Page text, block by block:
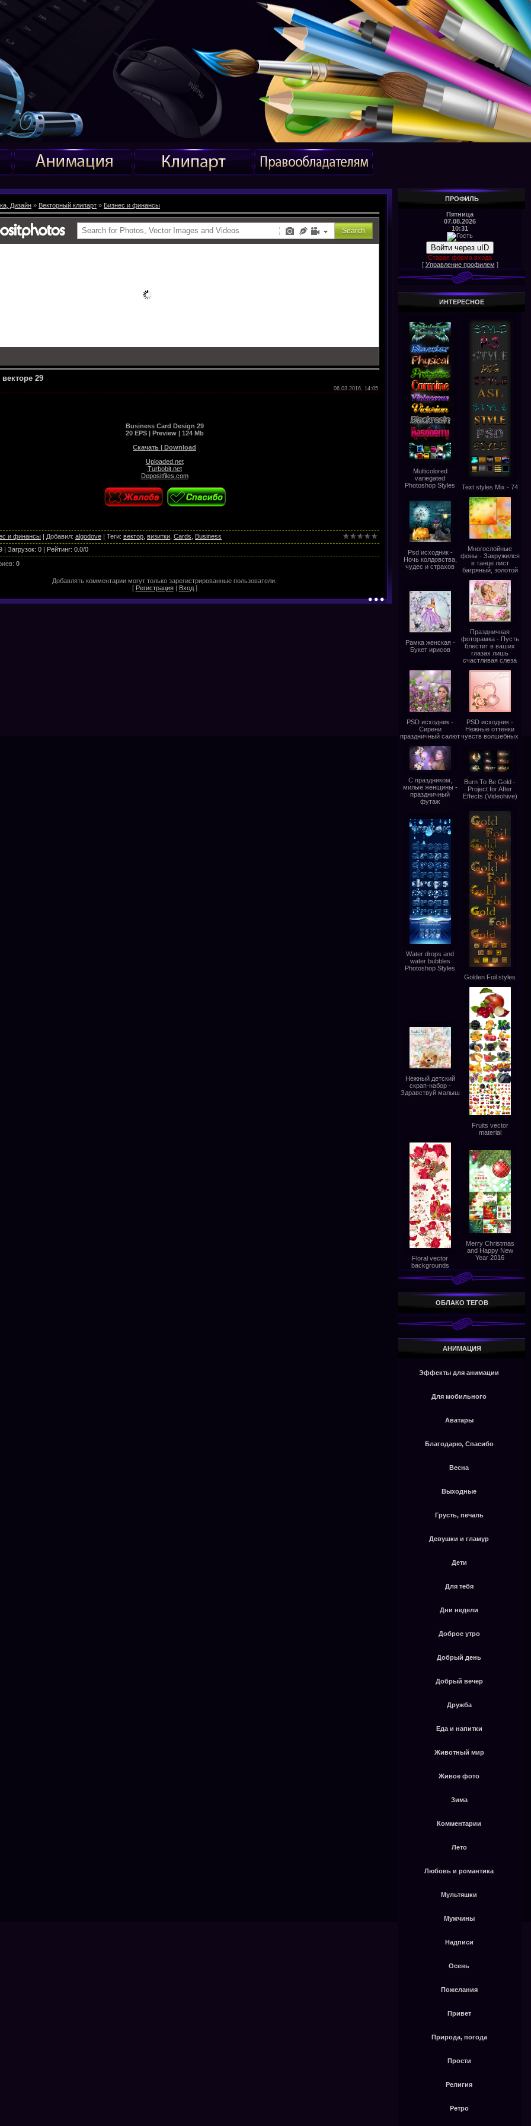
Дизайн » Векторный клипарт » Бизнес и финансы
29
06.03.2016, 14:05
Business Card Design 29
20 EPS | Preview | 124 Mb
Скачать | Download
Uploaded.net
Turbobit.net
Depositfiles.com
и финансы | Добавил: algodove | Теги: вектор визитки Cards
Business
| Загрузок: 0 | Рейтинг: 0.0/0
: 0
Добавлять комментарии могут только зарегистрированные пользователи.
[ Регистрация| Вход]
ПРОФИЛЬ
Пятница
07.08.2026
10:31
Войти через uID
Старая форма входа
[ Управление профилем ]
ИНТЕРЕСНОЕ
Multicolored
variegated
Photoshop Styles
Text styles Mix - 74
Psd исходник -
Ночь колдовства,
чудес и страхов
Многослойные
фоны - Закружился
в танце лист
багряный, золотой
Рамка женская -
Букет ирисов
Праздничная
фоторамка - Пусть
блестит в ваших
глазах лишь
счастливая слеза
PSD исходник -
Сирени
праздничный салют
PSD исходник -
Нежные оттенки
чувств волшебных
С праздником,
милые женщины -
праздничный
футаж
Burn To Be Gold -
Project for After
Effects (Videohive)
Water drops and
water bubbles
Photoshop Styles
Golden Foil styles
Нежный детский
скрап-набор -
Здравствуй малыш
Fruits vector
material
Floral vector
backgrounds
Merry Christmas
and Happy New
Year 2016
ОБЛАКО ТЕГОВ
АНИМАЦИЯ
Эффекты для анимации
Для мобильного
Аватары
Благодарю, Спасибо
Весна
Выходные
Грусть, печаль
Девушки и гламур
Дети
Для тебя
Дни недели
Доброе утро
Добрый день
Добрый вечер
Дружба
Еда и напитки
Животный мир
Живое фото
Зима
Комментарии
Лето
Любовь и романтика
Мультяшки
Мужчины
Надписи
Осень
Пожелания
Привет
Природа, погода
Прости
Религия
Ретро